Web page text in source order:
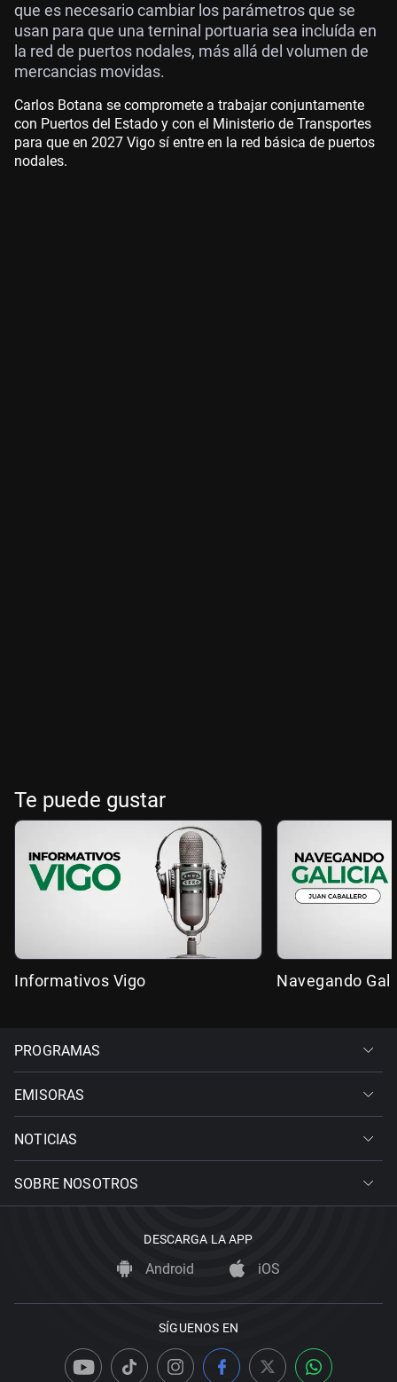
que es necesario cambiar los parámetros que se
usan para que una terninal portuaria sea incluída en
la red de puertos nodales, más allá del volumen de
mercancias movidas.
Carlos Botana se compromete a trabajarconjuntamente
con Puertos del Estado y con el Ministerio de Transportes
para que en 2027 Vigo sí entre en la red básica de puertos
nodales.
Te puede gustar
Informativos Vigo Navegando
PROGRAMAS
EMISORAS
NOTICIAS
SOBRE NOSOTROS
DESCARGA LA APP
Android iOS
SÍGUENOS EN